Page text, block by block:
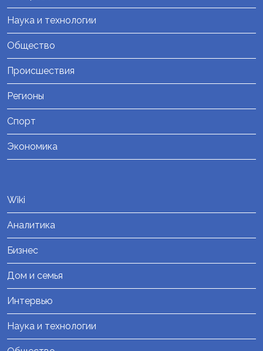
Наука и технологии
Общество
Происшествия
Регионы
Спорт
Экономика
Wiki
Аналитика
Бизнес
Дом и семья
Интервью
Наука и технологии